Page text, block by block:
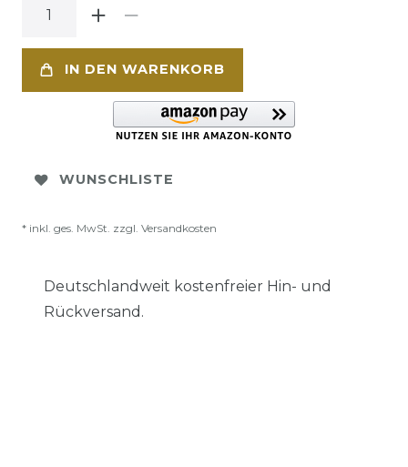
IN DEN WARENKORB
WUNSCHLISTE
* inkl. ges. MwSt. zzgl. Versandkosten
Deutschlandweit kostenfreier Hin- und
Rückversand.